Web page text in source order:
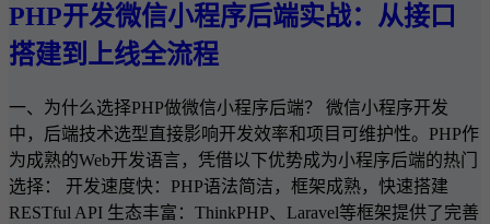
PHP开发微信小程序后端实战：从接口
搭建到上线全流程
一、为什么选择PHP做微信小程序后端？ 微信小程序开发
中，后端技术选型直接影响开发效率和项目可维护性。PHP作
为成熟的Web开发语言，凭借以下优势成为小程序后端的热门
选择： 开发速度快：PHP语法简洁，框架成熟，快速搭建
RESTful API 生态丰富：ThinkPHP、Laravel等框架提供了完善